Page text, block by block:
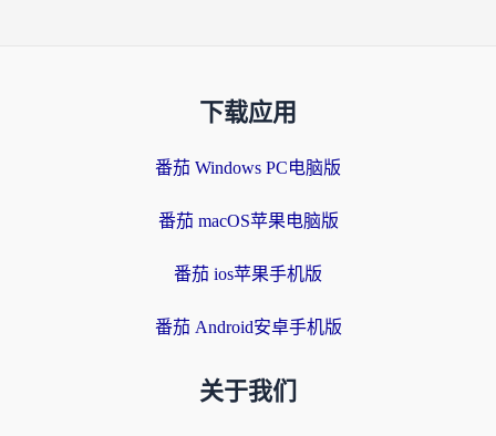
下载应用
番茄 Windows PC电脑版
番茄 macOS苹果电脑版
番茄 ios苹果手机版
番茄 Android安卓手机版
关于我们